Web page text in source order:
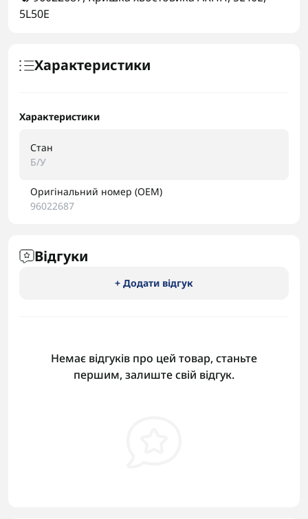
5L50E
Характеристики
Характеристики
Стан
Б/У
Оригінальний номер (OEM)
96022687
Відгуки
+ Додати відгук
Немає відгуків про цей товар, станьте
першим, залиште свій відгук.